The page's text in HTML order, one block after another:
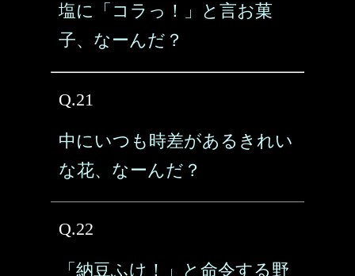
塩に「コラっ！」と言お菓
子、なーんだ？
Q.21
中にいつも時差があるきれい
な花、なーんだ？
Q.22
「納豆ふけ！」と命令する野